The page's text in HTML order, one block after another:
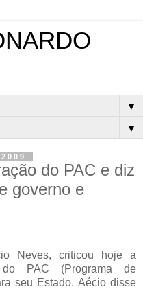
▼
▼
do PAC e diz
governo e
Neves, criticou hoje a
do PAC (Programa de
seu Estado. Aécio disse